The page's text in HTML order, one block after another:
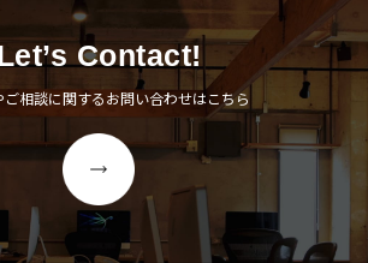
Contact!
ご相談に関するお問い合わせはこちら